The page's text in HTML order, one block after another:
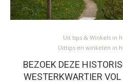
Uit tips & Winkels in
Uittips en winkelen in
BEZOEK DEZE
WESTERKWARTIER VOL